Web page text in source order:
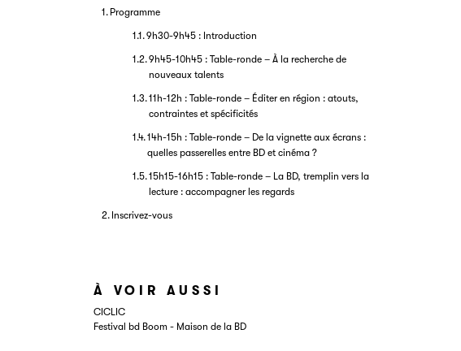
Programme
9h30-9h45 : Introduction
9h45-10h45 : Table-ronde – À la recherche de
nouveaux talents
11h-12h : Table-ronde – Éditer en région : atouts,
contraintes et spécificités
14h-15h : Table-ronde – De la vignette aux écrans :
quelles passerelles entre BD et cinéma ?
15h15-16h15 : Table-ronde – La BD, tremplin vers la
lecture : accompagner les regards
Inscrivez-vous
À VOIR AUSSI
CICLIC
Festival bd Boom - Maison de la BD